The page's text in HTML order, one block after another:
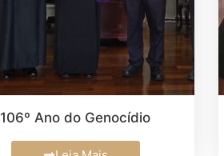
106º Ano do Genocídio